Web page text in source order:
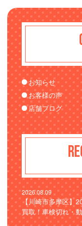
お知らせ
お客様の声
店舗ブログ
2026.08.09
【川崎市多摩区】
買取！車検切れ・